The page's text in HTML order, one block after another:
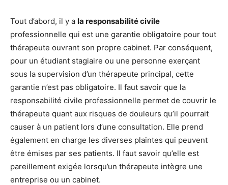
Tout d’abord, il y a la responsabilité civile
professionnelle qui est une garantie obligatoire pour tout
thérapeute ouvrant son propre cabinet. Par conséquent,
pour un étudiant stagiaire ou une personne exerçant
sous la supervision d’un thérapeute principal, cette
garantie n’est pas obligatoire. Il faut savoir que la
responsabilité civile professionnelle permet de couvrir le
thérapeute quant aux risques de douleurs qu’il pourrait
causer à un patient lors d’une consultation. Elle prend
également en charge les diverses plaintes qui peuvent
être émises par ses patients. Il faut savoir qu’elle est
pareillement exigée lorsqu’un thérapeute intègre une
entreprise ou un cabinet.